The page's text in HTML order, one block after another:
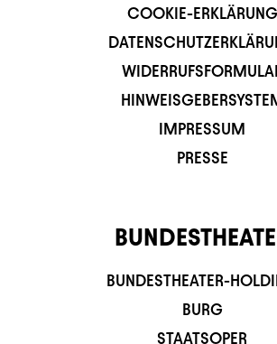
COOKIE-ERKLÄRUNG
IMPRESSUM
PRESSE
BUNDESTHEATER-
BURG
STAATSOPER